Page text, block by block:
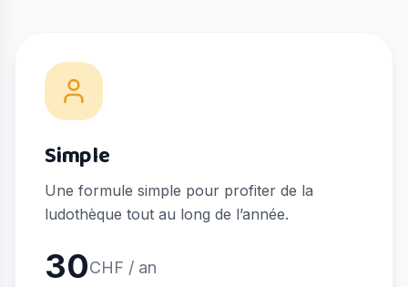
Simple
Une formule simple pour profiter de la
ludothèque tout au long de l’année.
30CHF / an